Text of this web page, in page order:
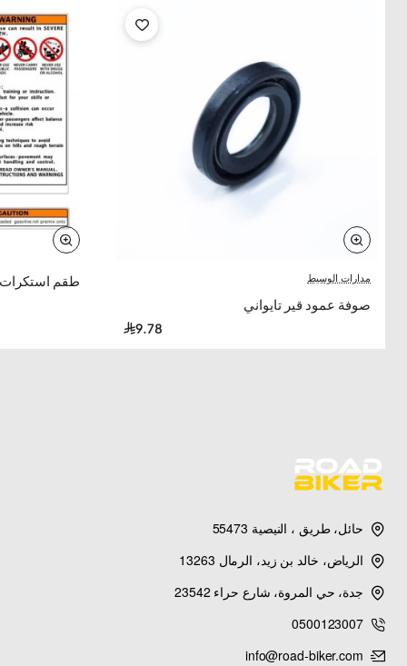
مدارات الوسيط
صوفة عمود قير تايواني
9.78
طقم استكرات
حائل، طريق ، النيصية 55473
الرياض، خالد بن زيد، الرمال 13263
جدة، حي المروة، شارع حراء 23542
0500123007
info@road-biker.com